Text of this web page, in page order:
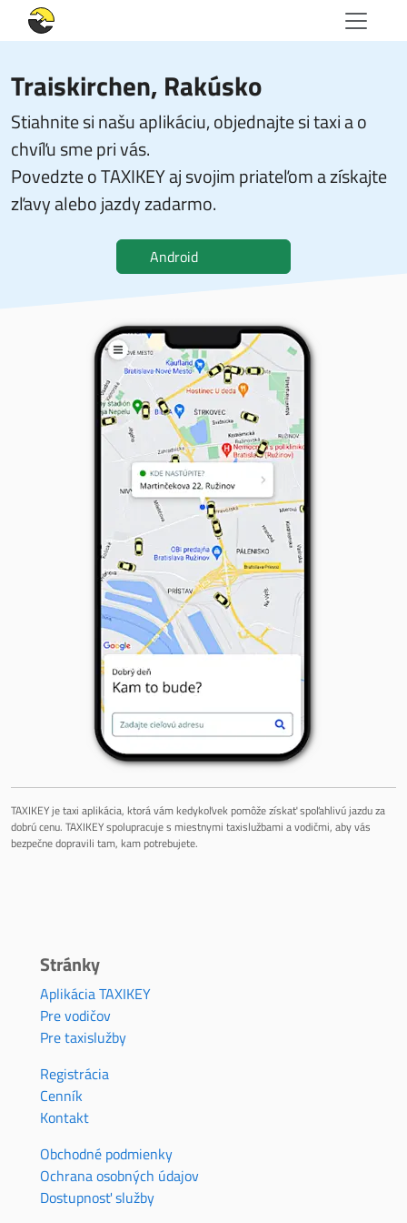
Traiskirchen, Rakúsko
Stiahnite si našu aplikáciu, objednajte si taxi a o
chvíľu sme pri vás.
Povedzte o TAXIKEY aj svojim priateľom a získajte
zľavy alebo jazdy zadarmo.
Android
TAXIKEY je taxi aplikácia, ktorá vám kedykoľvek pomôže získať spoľahlivú jazdu za
dobrú cenu. TAXIKEY spolupracuje s miestnymi taxislužbami a vodičmi, aby vás
bezpečne dopravili tam, kam potrebujete.
Stránky
Aplikácia TAXIKEY
Pre vodičov
Pre taxislužby
Registrácia
Cenník
Kontakt
Obchodné podmienky
Ochrana osobných údajov
Dostupnosť služby